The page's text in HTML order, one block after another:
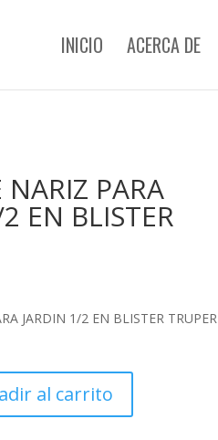
INICIO ACERCA DE
NARIZ PARA
EN BLISTER
JARDIN 1/2 EN BLISTER TRUPER
al carrito